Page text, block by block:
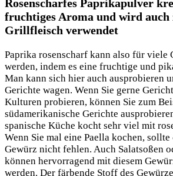
Rosenscharfes Paprikapulver
fruchtiges Aroma und wird auch
Grillfleisch verwendet
Paprika rosenscharf kann also für viele
werden, indem es eine fruchtige und
Man kann sich hier auch ausprobieren
Gerichte wagen. Wenn Sie gerne
Kulturen probieren, können Sie zum
südamerikanische Gerichte
spanische Küche kocht sehr viel mit
Wenn Sie mal eine Paella kochen, sollte
Gewürz nicht fehlen. Auch Salatsoßen
können hervorragend mit diesem
werden. Der färbende Stoff des